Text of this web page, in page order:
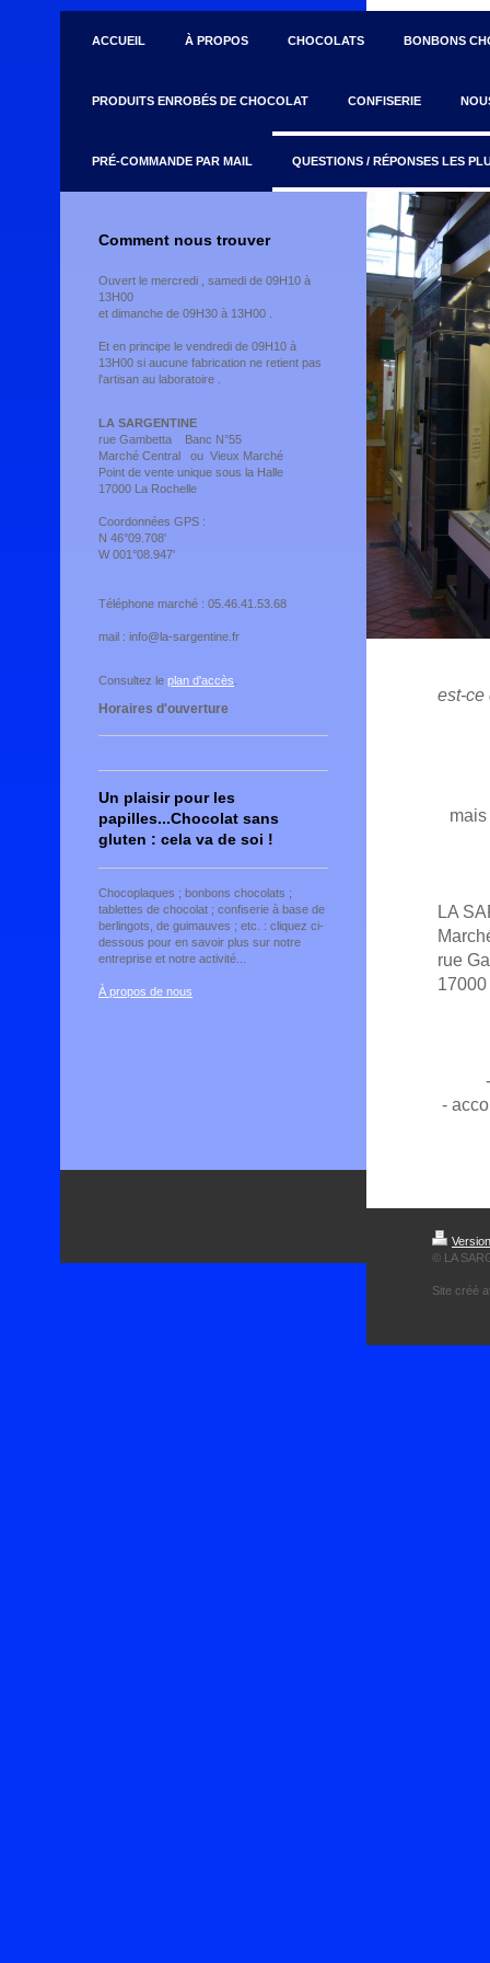
ACCUEIL À PROPOS CHOCOLATS BONBONS
PRODUITS ENROBÉS DE CHOCOLAT CONFISERIE
PRÉ-COMMANDE PAR MAIL QUESTIONS / RÉPONSES LES
Comment nous trouver
Ouvert le mercredi , samedi de 09H10 à
13H00
et dimanche de 09H30 à 13H00 .
Et en principe le vendredi de 09H10 à
13H00 si aucune fabrication ne retient pas
l'artisan au laboratoire .
LA SARGENTINE
rue Gambetta Banc N°55
Marché Central ou Vieux Marché
Point de vente unique sous la Halle
17000 La Rochelle
Coordonnées GPS :
N 46°09.708'
W 001°08.947'
Téléphone marché : 05.46.41.53.68
mail : info@la-sargentine.fr
Consultez le plan d'accès
Horaires d'ouverture
Un plaisir pour les
papilles...Chocolat sans
gluten : cela va de soi !
Chocoplaques ; bonbons chocolats ;
tablettes de chocolat ; confiserie à base de
berlingots, de guimauves ; etc. : cliquez ci-
dessous pour en savoir plus sur notre
entreprise et notre activité...
À propos de nous
est-ce
LA
rue
-
© LA
Site créé